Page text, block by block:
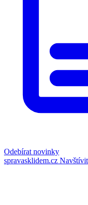
Odebírat novinky
spravasklidem.cz